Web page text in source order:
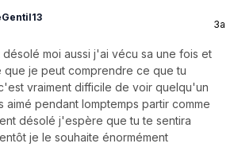
3a
désolé moi aussi j'ai vécu sa une fois et
que je peut comprendre ce que tu
vraiment difficile de voir quelqu'un
aimé pendant lomptemps partir comme
désolé j'espère que tu te sentira
je le souhaite énormément